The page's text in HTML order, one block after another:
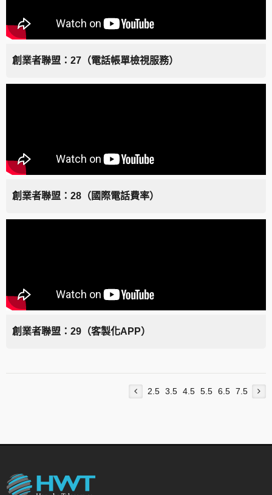
創業者聯盟：27（電話帳單檢視服務）
創業者聯盟：28（國際電話費率）
創業者聯盟：29（客製化APP）
2.5 3.5 4.5 5.5 6.5 7.5